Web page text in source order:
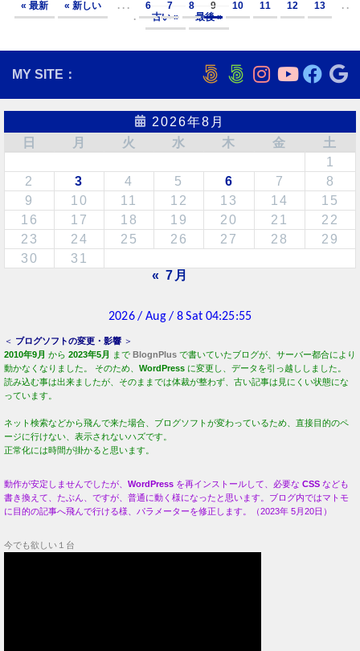
« 最新 « 新しい . . . 6 7 8 9 10 11 12 13
. .
.
古い » 最後 »
MY SITE：
2026年8月
日
月 火 水 木 金
土
1
2
3 4 5 6 7
8
9
10 11 12 13 14
15
16
17 18 19 20 21
22
23
24 25 26 27 28
29
30
31
« 7月
＜ ブログソフトの変更・影響 ＞
2010年9月 から 2023年5月 まで BlognPlus で書いていたブログが、サーバー都合により
動かなくなりました。 そのため、 WordPress に変更し、データを引っ越ししました。
読み込む事は出来ましたが、そのままでは体裁が整わず、古い記事は見にくい状態にな
っています。
ネット検索などから飛んで来た場合、ブログソフトが変わっているため、直接目的のペ
ージに行けない、表示されないハズです。
正常化には時間が掛かると思います。
動作が安定しませんでしたが、 WordPress を再インストールして、必要な CSS なども
書き換えて、たぶん、ですが、普通に動く様になったと思います。ブログ内ではマトモ
に目的の記事へ飛んで行ける様、パラメーターを修正します。（2023年 5月20日）
今でも欲しい１台